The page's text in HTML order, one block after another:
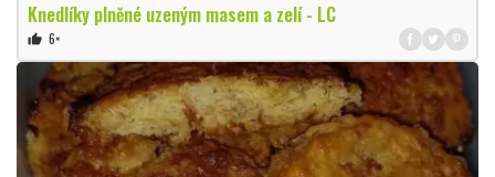
Knedlíky plněné uzeným masem a zelí - LC
thumb_up 6×